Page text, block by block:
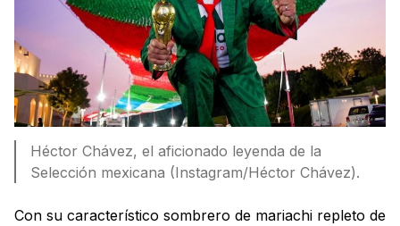
Héctor Chávez, el aficionado leyenda de la
Selección mexicana (Instagram/Héctor Chávez).
Con su característico sombrero de mariachi repleto de